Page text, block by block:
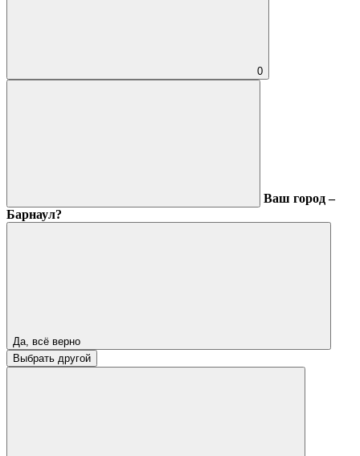
0
Ваш город –
Барнаул?
Да, всё верно
Выбрать другой